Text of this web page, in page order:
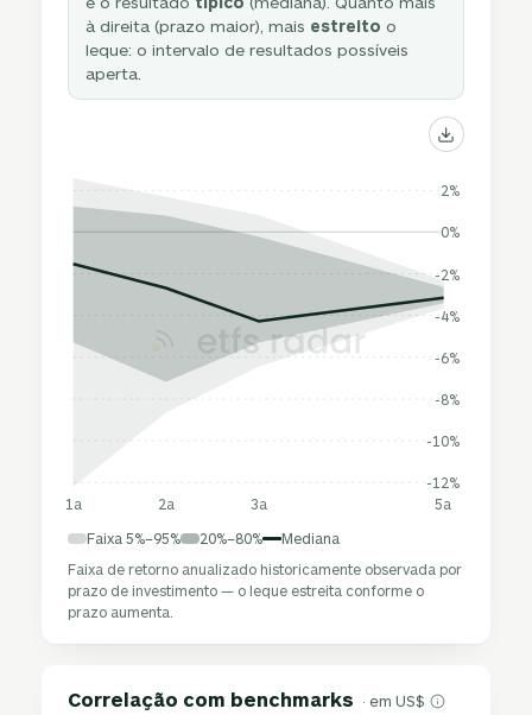
à direita (prazo maior), mais estreito o
leque: o intervalo de resultados possíveis
aperta.
-12%
-10%
-8%
-6%
-4%
-2%
0%
2%
1a 2a 3a 5a
Faixa 5%–95% 20%–80%
Mediana
Faixa de retorno anualizado historicamente observada por
prazo de investimento — o leque estreita conforme o
prazo aumenta.
Correlação com benchmarks · em US$